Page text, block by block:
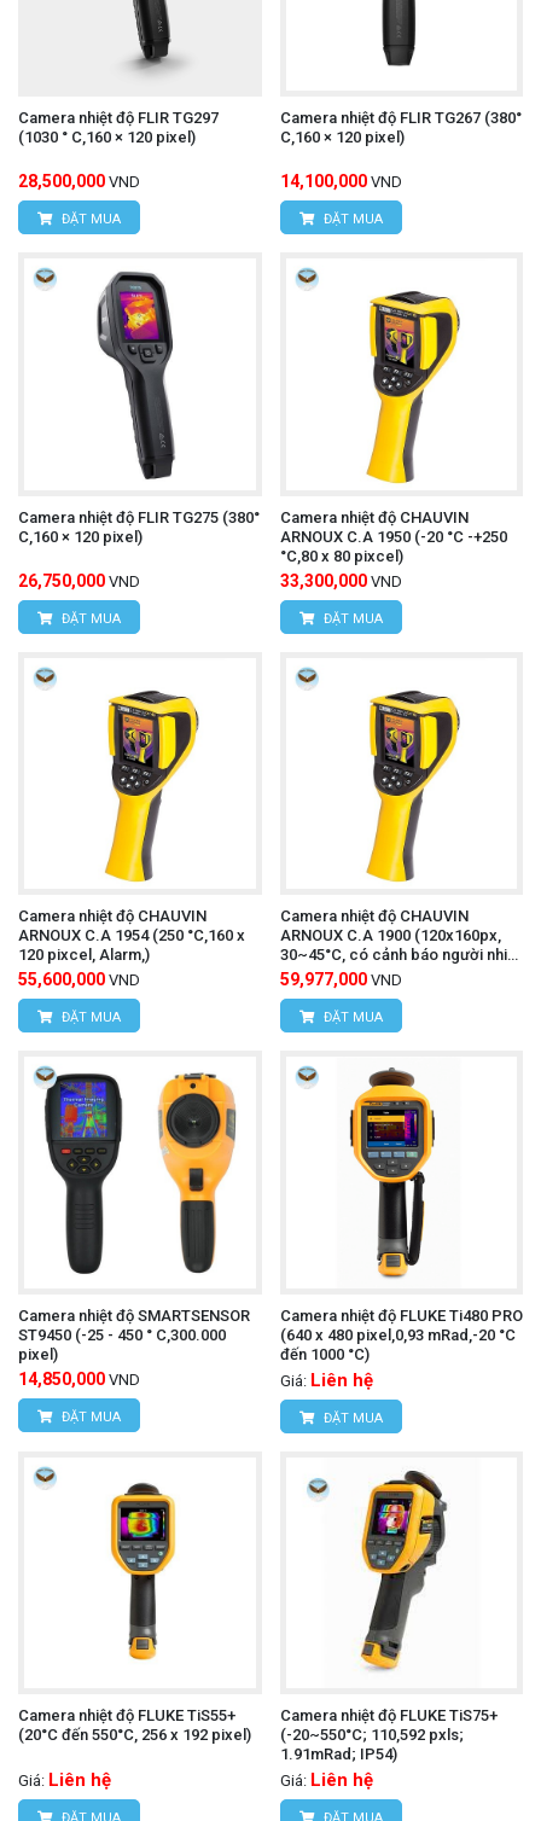
Camera nhiệt độ FLIR TG297
(1030 ° C,160 × 120 pixel)
28,500,000 VND
ĐẶT MUA
Camera nhiệt độ FLIR TG267 (380°
C,160 × 120 pixel)
14,100,000 VND
ĐẶT MUA
Camera nhiệt độ FLIR TG275 (380°
C,160 × 120 pixel)
26,750,000 VND
ĐẶT MUA
Camera nhiệt độ CHAUVIN
ARNOUX C.A 1950 (-20 °C -+250
°C,80 x 80 pixcel)
33,300,000 VND
ĐẶT MUA
Camera nhiệt độ CHAUVIN
ARNOUX C.A 1954 (250 °C,160 x
120 pixcel, Alarm,)
55,600,000 VND
ĐẶT MUA
Camera nhiệt độ CHAUVIN
ARNOUX C.A 1900 (120x160px,
30~45°C, có cảnh báo người nhiệt
độ cao)
59,977,000 VND
ĐẶT MUA
Camera nhiệt độ SMARTSENSOR
ST9450 (-25 - 450 ° C,300.000
pixel)
14,850,000 VND
ĐẶT MUA
Camera nhiệt độ FLUKE Ti480 PRO
(640 x 480 pixel,0,93 mRad,-20 °C
đến 1000 °C)
Giá: Liên hệ
ĐẶT MUA
Camera nhiệt độ FLUKE TiS55+
(20°C đến 550°C, 256 x 192 pixel)
Giá: Liên hệ
Camera nhiệt độ FLUKE TiS75+
(-20~550°C; 110,592 pxls;
1.91mRad; IP54)
Giá: Liên hệ